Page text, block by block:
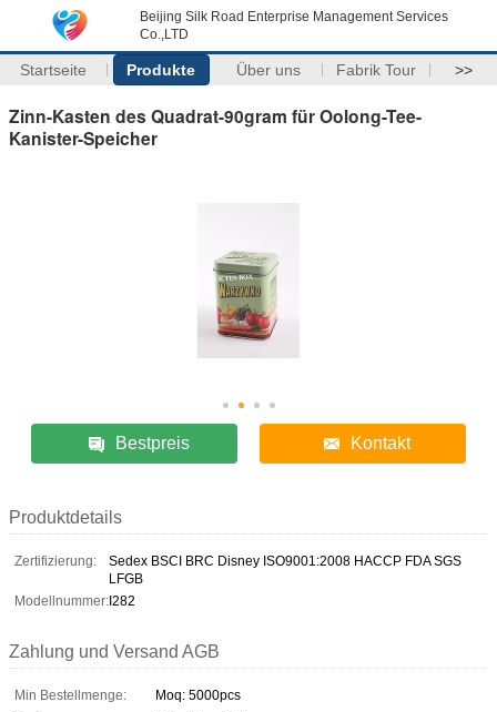
Beijing Silk Road Enterprise Management Services
Co.,LTD
Startseite Produkte Über uns Fabrik Tour >>
Zinn-Kasten des Quadrat-90gram für Oolong-Tee-
Kanister-Speicher
Bestpreis Kontakt
Produktdetails
Zertifizierung:
Sedex BSCI BRC Disney ISO9001:2008 HACCP FDA SGS
LFGB
Modellnummer:I282
Zahlung und Versand AGB
Min Bestellmenge:
Moq: 5000pcs